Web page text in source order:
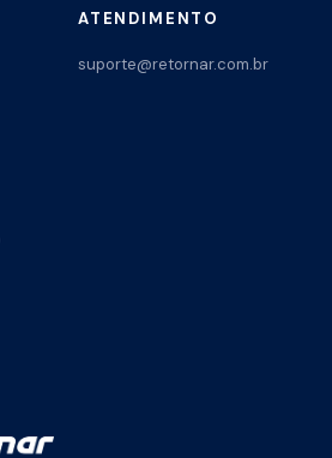
ATENDIMENTO
suporte@retornar.com.br